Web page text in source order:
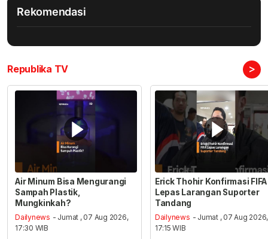
Rekomendasi
Republika TV >
Air Minum Bisa Mengurangi
Sampah Plastik,
Mungkinkah?
Dailynews - Jumat , 07 Aug 2026,
17:30 WIB
Erick Thohir Konfirmasi FIFA
Lepas Larangan Suporter
Tandang
Dailynews - Jumat , 07 Aug 2026,
17:15 WIB